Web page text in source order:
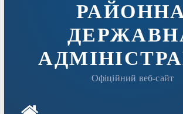
Офіційний веб-сайт